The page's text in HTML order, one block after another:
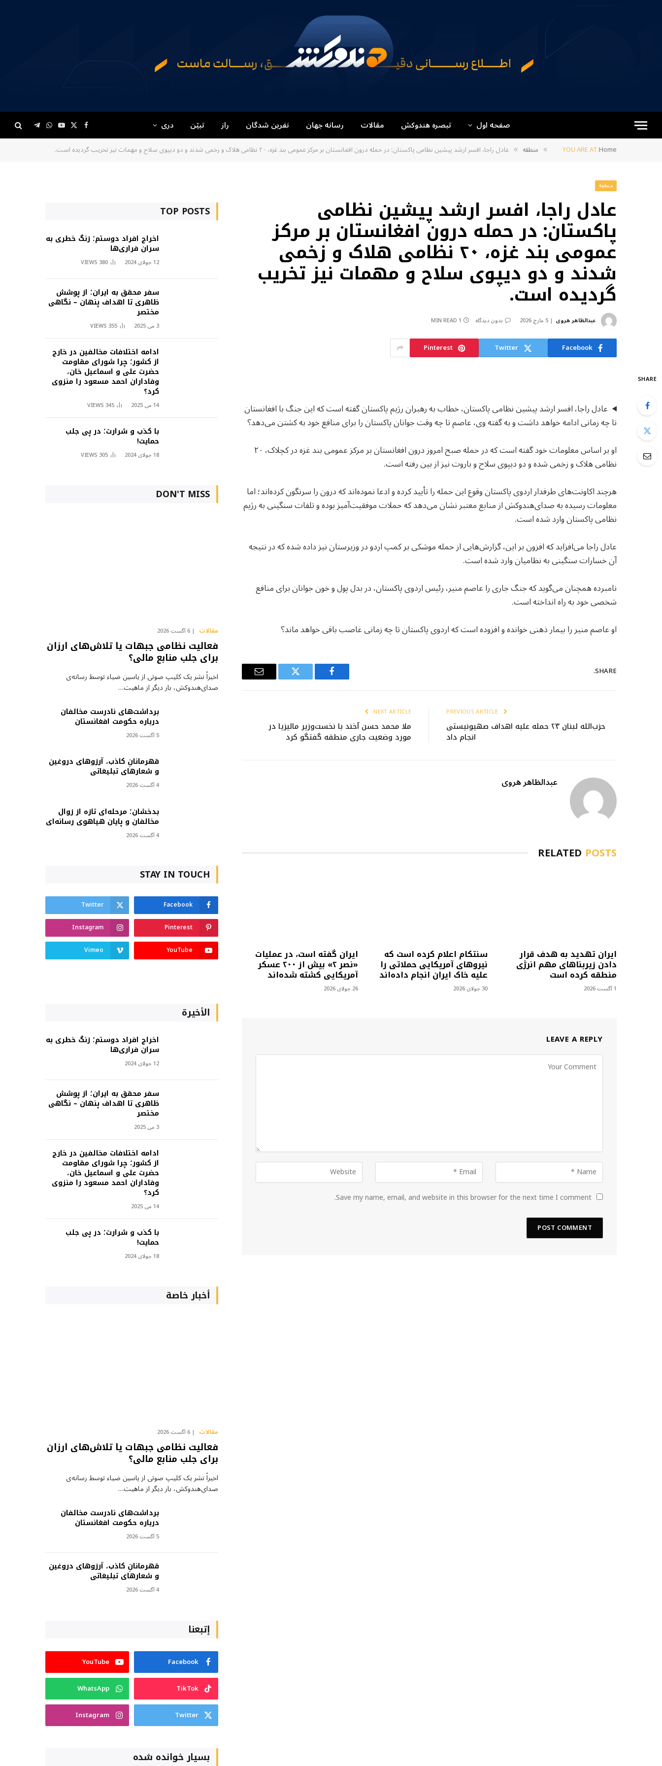
صفحه اول تبصره هندوکش مقالات رسانه جهان نفرین شدگان راز تبیّن دری Facebook
X
(Twitter)
YouTube
WhatsApp
Telegram
YOU ARE AT:Home
» منطقه » عادل راجا، افسر ارشد پیشین نظامی پاکستان: در حمله درون افغانستان بر مرکز عمومی بند غزه، ۲۰ نظامی هلاک و زخمی شدند و دو دیپوی سلاح و مهمات نیز تخریب گردیده است.
منطقه
عادل راجا، افسر ارشد پیشین نظامی
پاکستان: در حمله درون افغانستان بر مرکز
عمومی بند غزه، ۲۰ نظامی هلاک و زخمی
شدند و دو دیپوی سلاح و مهمات نیز تخریب
گردیده است.
عبدالظاهر هروی 5 مارچ 2026 بدون دیدگاه 1 MIN READ
Facebook
Twitter
Pinterest
SHARE
عادل راجا، افسر ارشد پیشین نظامی پاکستان، خطاب به رهبران رژیم پاکستان گفته است که این جنگ با افغانستان
تا چه زمانی ادامه خواهد داشت و به گفته وی، عاصم تا چه وقت جوانان پاکستان را برای منافع خود به کشتن می‌دهد؟
او بر اساس معلومات خود گفته است که در حمله صبح امروز درون افغانستان بر مرکز عمومی بند غزه در کچلاک، ۲۰
نظامی هلاک و زخمی شده و دو دیپوی سلاح و باروت نیز از بین رفته است.
هرچند اکاونت‌های طرفدار اردوی پاکستان وقوع این حمله را تأیید کرده و ادعا نموده‌اند که درون را سرنگون کرده‌اند؛ اما
معلومات رسیده به صدای‌هندوکش‌ از منابع معتبر نشان می‌دهد که حملات موفقیت‌آمیز بوده و تلفات سنگینی به رژیم
نظامی پاکستان وارد شده است.
عادل راجا می‌افزاید که افزون بر این، گزارش‌هایی از حمله موشکی بر کمپ اردو در وزیرستان نیز داده شده که در نتیجه
آن خسارات سنگینی به نظامیان وارد شده است.
نامبرده همچنان می‌گوید که جنگ جاری را عاصم منیر، رئیس اردوی پاکستان، در بدل پول و خون جوانان برای منافع
شخصی خود به راه انداخته است.
او عاصم منیر را بیمار ذهنی خوانده و افزوده است که اردوی پاکستان تا چه زمانی غاصب باقی خواهد ماند؟
SHARE.
Facebook
Twitter
Email
حزب‌الله لبنان ۲۳ حمله علیه اهداف صهیونیستی
انجام داد
NEXT ARTICLE
ملا محمد حسن آخند با نخست‌وزیر مالیزیا در
مورد وضعیت جاری منطقه گفتگو کرد
عبدالظاهر هروی
RELATED POSTS
ایران تهدید به هدف قرار
دادن زیربناهای مهم انرژی
منطقه کرده است
1 آگست 2026
سنتکام اعلام کرده است که
نیروهای آمریکایی حملاتی را
علیه خاک ایران انجام داده‌اند
30 جولای 2026
ایران گفته است، در عملیات
«نصر ۲» بیش از ۲۰۰ عسکر
آمریکایی کشته شده‌اند
26 جولای 2026
LEAVE A REPLY
Save my name, email, and website in this browser for the next time I comment.
TOP POSTS
اخراج افراد دوستم؛ زنگ خطری به
سران فراری‌ها
12 جولای 2024 380
VIEWS
سفر محقق به ایران؛ از پوشش
ظاهری تا اهداف پنهان – نگاهی
مختصر
3 می 2025 355
VIEWS
ادامه اختلافات مخالفین در خارج
از کشور؛ چرا شورای مقاومت
حضرت علی و اسماعیل خان،
وفاداران احمد مسعود را منزوی
کرد؟
14 می 2025 345
VIEWS
با کذب و شرارت؛ در پی جلب
حمایت!
18 جولای 2024 305
VIEWS
DON'T MISS
مقالات 6 آگست 2026
فعالیت نظامی جبهات یا تلاش‌های ارزان
برای جلب منابع مالی؟
اخیراً نشر یک کلیپ صوتی از یاسین ضیاء توسط رسانه‌ی
صدای‌هندوکش، بار دیگر از ماهیت…
برداشت‌های نادرست مخالفان
درباره حکومت افغانستان
5 آگست 2026
قهرمانانِ کاذب، آرزوهای دروغین
و شعارهای تبلیغاتی
4 آگست 2026
بدخشان؛ مرحله‌ای تازه از زوال
مخالفان و پایان هیاهوی رسانه‌ای
4 آگست 2026
STAY IN TOUCH
Facebook
Twitter
Pinterest
Instagram
YouTube
Vimeo
الأخيرة
اخراج افراد دوستم؛ زنگ خطری به
سران فراری‌ها
12 جولای 2024
سفر محقق به ایران؛ از پوشش
ظاهری تا اهداف پنهان – نگاهی
مختصر
3 می 2025
ادامه اختلافات مخالفین در خارج
از کشور؛ چرا شورای مقاومت
حضرت علی و اسماعیل خان،
وفاداران احمد مسعود را منزوی
کرد؟
14 می 2025
با کذب و شرارت؛ در پی جلب
حمایت!
18 جولای 2024
أخبار خاصة
مقالات 6 آگست 2026
فعالیت نظامی جبهات یا تلاش‌های ارزان
برای جلب منابع مالی؟
اخیراً نشر یک کلیپ صوتی از یاسین ضیاء توسط رسانه‌ی
صدای‌هندوکش، بار دیگر از ماهیت…
برداشت‌های نادرست مخالفان
درباره حکومت افغانستان
5 آگست 2026
قهرمانانِ کاذب، آرزوهای دروغین
و شعارهای تبلیغاتی
4 آگست 2026
إتبعنا
Facebook
YouTube
TikTok
WhatsApp
Twitter
Instagram
بسیار خوانده شده